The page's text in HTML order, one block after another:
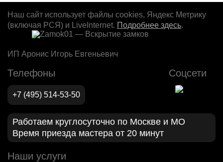
Наш сайт использует файлы cookies, Яндекс Метрику
(включая РСЯ) и LiveInternet. Подробнее здесь.
ИП Аронис Игорь Евгеньевич
Телефоны
+7 (495) 514-53-50
Соцсети
Работаем круглосуточно по Москве и МО
Время приезда мастера от 20 минут
Наши услуги